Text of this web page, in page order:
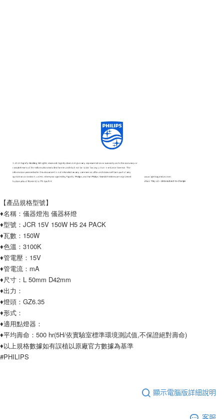
【產品規格型號】
♦名稱：儀器燈泡 儀器杯燈
♦型號：JCR 15V 150W H5 24 PACK
♦瓦數：150W
♦色溫：3100K
♦管電壓：15V
♦管電流：mA
♦尺寸：L 50mm D42mm
♦出力：
♦燈頭：GZ6.35
♦形式：
♦適用點燈器：
♦平均壽命：500 hr(5H/依實驗室標準環境測試值,不保證絕對壽命)
♦以上規格數據如有誤植以原廠官方數據為基準
#PHILIPS
顯示電腦版詳細說明